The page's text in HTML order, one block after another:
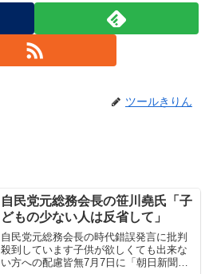
ツールきりん
自民党元総務会長の笹川堯氏「子
どもの少ない人は反省して」
自民党元総務会長の時代錯誤発言に批判
殺到しています子供が欲しくても出来な
い方への配慮皆無7月7日に「朝日新聞デ